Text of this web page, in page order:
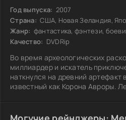
Год выпуска: 2007
Страна: США, Новая Зеландия,
Жанр: фантастика, фэнтези,
Качество: DVDRip
Во время археологических
миллиардер и искатель
наткнулся на древний артефакт
известный как Корона Авроры.
Хартфорд, движимый жаждой